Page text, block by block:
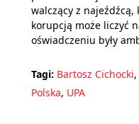
walczący z najeźdźcą,
korupcją może liczyć
oświadczeniu były
Tagi: Bartosz Cichocki,
Polska, UPA